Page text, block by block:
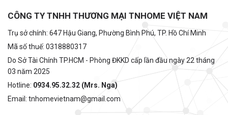
CÔNG TY TNHH THƯƠNG MẠI TNHOME VIỆT NAM
Trụ sở chính: 647 Hậu Giang, Phường Bình Phú, TP. Hồ Chí Minh
Mã số thuế: 0318880317
Do Sở Tài Chính TP.HCM - Phòng ĐKKD cấp lần đầu ngày 22 tháng
03 năm 2025
Hotline: 0934.95.32.32 (Mrs. Nga)
Email: tnhomevietnam@gmail.com